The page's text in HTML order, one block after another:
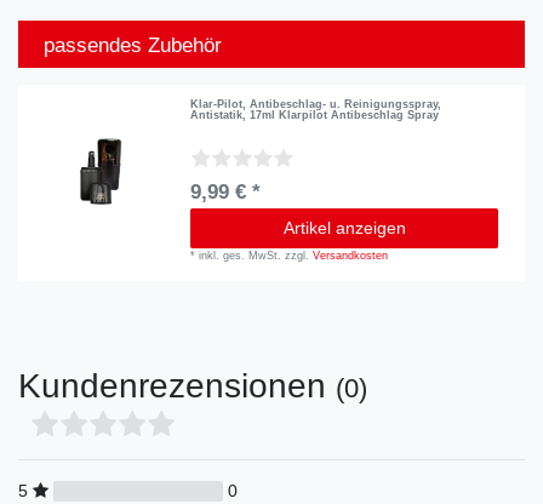
passendes Zubehör
Klar-Pilot, Antibeschlag- u. Reinigungsspray,
Antistatik, 17ml Klarpilot Antibeschlag Spray
9,99 € *
Artikel anzeigen
*inkl. ges. MwSt. zzgl.Versandkosten
Kundenrezensionen (0)
5
0